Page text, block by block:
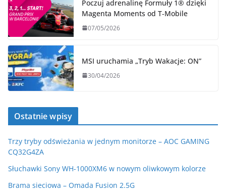
Poczuj adrenalinę Formuły 1® dzięki
Magenta Moments od T‑Mobile
07/05/2026
MSI uruchamia „Tryb Wakacje: ON”
30/04/2026
Ostatnie wpisy
Trzy tryby odświeżania w jednym monitorze – AOC GAMING
CQ32G4ZA
Słuchawki Sony WH-1000XM6 w nowym oliwkowym kolorze
Brama sieciowa – Omada Fusion 2.5G